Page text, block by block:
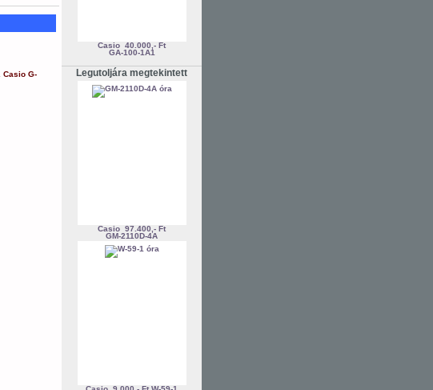
Casio G-
Casio 40.000,- Ft
GA-100-1A1
Legutoljára megtekintett
Casio 97.400,- Ft
GM-2110D-4A